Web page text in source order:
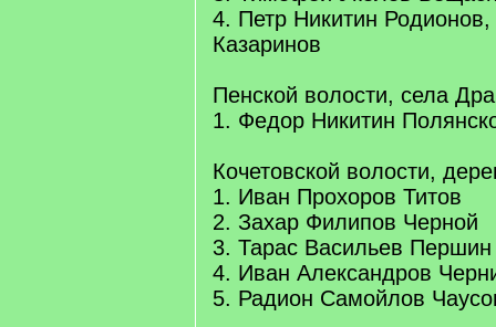
4. Петр Никитин Родионов,
Казаринов
Пенской волости, села
1. Федор Никитин
Кочетовской волости,
1. Иван Прохоров Титов
2. Захар Филипов Черной
3. Тарас Васильев Першин
4. Иван Александров
5. Радион Самойлов